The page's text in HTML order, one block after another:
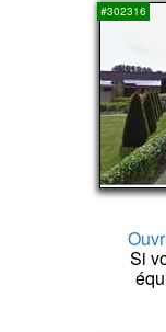
#302316
Si